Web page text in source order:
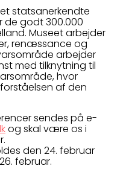
statsanerkendte
de godt 300.000
Museet arbejder
renæssance og
arbejder
med tilknytning til
hvor
af den
sendes på e-
og skal være os i
den 24. februar
februar.